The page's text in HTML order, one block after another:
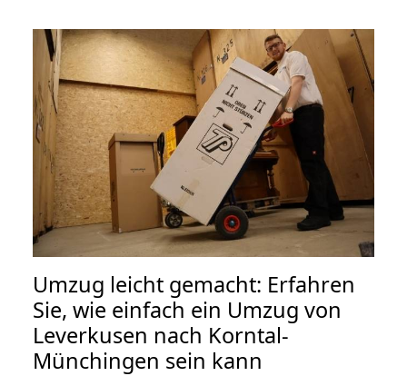
Umzug leicht gemacht: Erfahren
Sie, wie einfach ein Umzug von
Leverkusen nach Korntal-
Münchingen sein kann